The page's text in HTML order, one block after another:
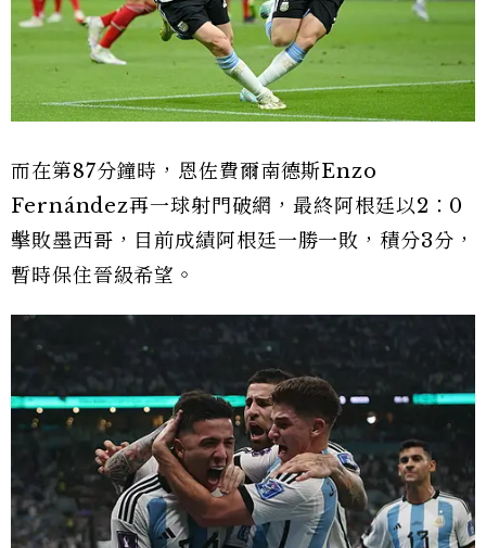
而在第87分鐘時，恩佐費爾南德斯Enzo
Fernández再一球射門破網，最終阿根廷以2：0
擊敗墨西哥，目前成績阿根廷一勝一敗，積分3分，
暫時保住晉級希望。